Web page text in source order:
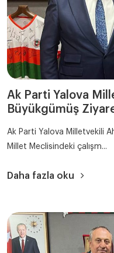
Ak Parti Yalova
Büyükgümüş
Ak Parti Yalova Milletvekili
Millet Meclisindeki çalışm...
Daha fazla oku